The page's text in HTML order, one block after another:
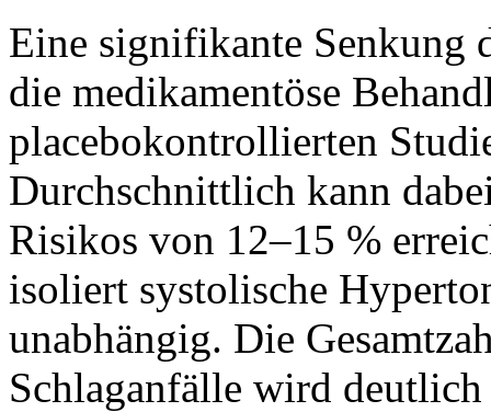
Eine signifikante Senkung
die medikamentöse
placebokontrollierten
Durchschnittlich kann
Risikos von 12–15 %
isoliert systolische
unabhängig. Die
Schlaganfälle wird